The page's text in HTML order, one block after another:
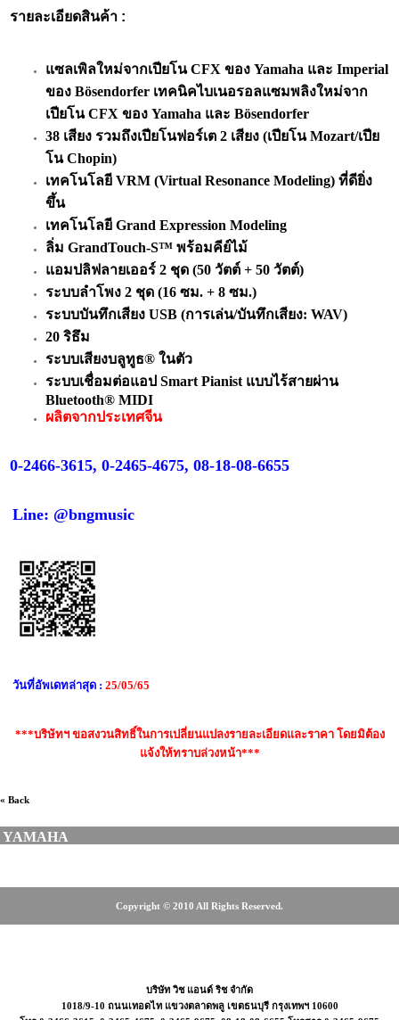
รายละเอียดสินค้า :
แซลเพิลใหม่จากเปียโน CFX ของ Yamaha และ Imperial
ของ Bösendorfer เทคนิคไบเนอรอลแซมพลิงใหม่จาก
เปียโน CFX ของ Yamaha และ Bösendorfer
38 เสียง รวมถึงเปียโนฟอร์เต 2 เสียง (เปียโน Mozart/เปีย
โน Chopin)
เทคโนโลยี VRM (Virtual Resonance Modeling) ที่ดียิ่ง
ขึ้น
เทคโนโลยี Grand Expression Modeling
ลิ่ม GrandTouch-S™ พร้อมคีย์ไม้
แอมปลิฟลายเออร์ 2 ชุด (50 วัตต์ + 50 วัตต์)
ระบบลำโพง 2 ชุด (16 ซม. + 8 ซม.)
ระบบบันทึกเสียง USB (การเล่น/บันทึกเสียง: WAV)
20 ริธึม
ระบบเสียงบลูทูธ® ในตัว
ระบบเชื่อมต่อแอป Smart Pianist แบบไร้สายผ่าน
Bluetooth® MIDI
ผลิตจากประเทศจีน
0-2466-3615, 0-2465-4675, 08-18-08-6655
Line: @bngmusic
วันที่อัพเดทล่าสุด :25/05/65
***บริษัทฯ ขอสงวนสิทธิ์ในการเปลี่ยนแปลงรายละเอียดและราคา โดยมิต้อง
แจ้งให้ทราบล่วงหน้า***
« Back
YAMAHA
Copyright © 2010 All Rights Reserved.
บริษัท วิช แอนด์ ริช จำกัด
1018/9-10 ถนนเทอดไท แขวงตลาดพลู เขตธนบุรี กรุงเทพฯ 10600